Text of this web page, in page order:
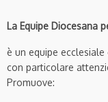
La Equipe Diocesana
è un equipe
con particolare
Promuove: